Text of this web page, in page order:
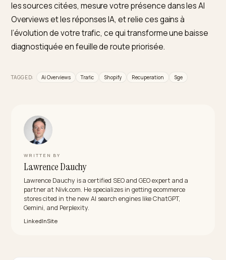
restructurent leurs guides et comparatifs voient leurs
pages réintégrer les sources citées en six à douze
semaines. Le délai dépend de la fréquence de
réexploration et de la qualité de la restructuration,
Faut-il bloquer les AI Overviews pour protéger
mon trafic ?
Non, ce serait contre-productif. Être absent coûte du
trafic, mais être cité en rapporte : les marques citées
gagnent en moyenne 120 % de clics supplémentaires
impression. L’objectif est d’y figurer, pas d’en sortir.
Restructurez votre contenu pour devenir une source
citée plutôt que de chercher à disparaître de la